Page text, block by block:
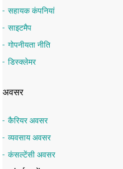
सहायक कंपनियां
साइटमैप
गोपनीयता नीति
डिस्क्लेमर
अवसर
कैरियर अवसर
व्यवसाय अवसर
कंसल्टेंसी अवसर